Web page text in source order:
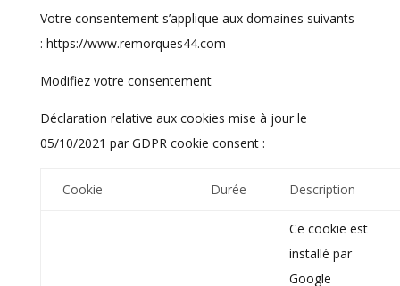
Votre consentement s’applique aux domaines suivants
: https://www.remorques44.com
Modifiez votre consentement
Déclaration relative aux cookies mise à jour le
05/10/2021 par GDPR cookie consent:
Cookie Durée Description
Ce cookie est
installé par
Google